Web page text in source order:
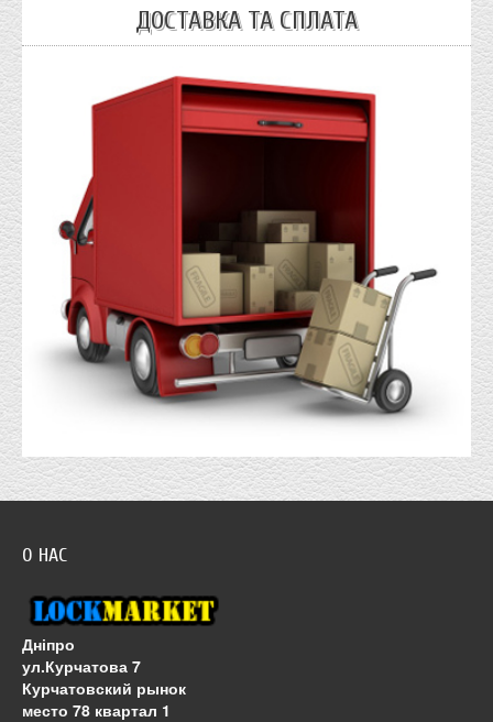
ДОСТАВКА ТА СПЛАТА
О НАС
Дніпро
ул.Курчатова 7
Курчатовский рынок
место 78 квартал 1